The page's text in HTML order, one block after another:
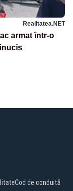
Realitatea.NET
armat într-o
Cod de conduită